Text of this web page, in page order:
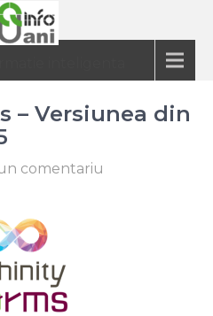
– Versiunea din
comentariu